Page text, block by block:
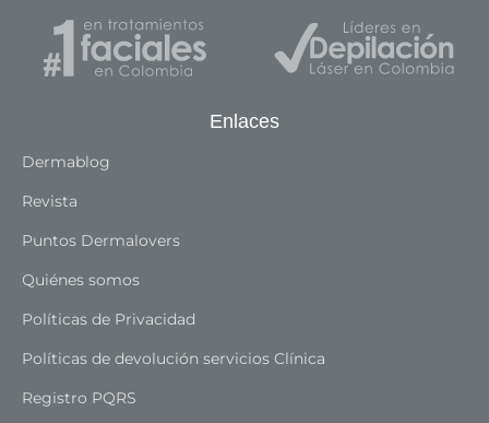
Enlaces
Dermablog
Revista
Puntos Dermalovers
Quiénes somos
Políticas de Privacidad
Políticas de devolución servicios Clínica
Registro PQRS